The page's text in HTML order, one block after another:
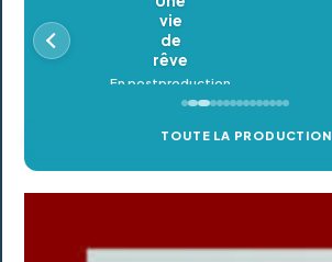
En postproduction
TOUTE LA PRODUCTION